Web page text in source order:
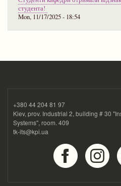
студента!
Mon, 11/17/2025 - 18:54
+380 44 204 81 97
Kiev, prov. Industrial 2, building # 30
Systems", room. 409
tk-its@kpi.ua